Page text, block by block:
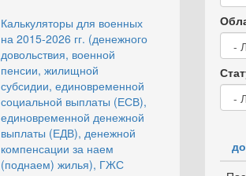
Калькуляторы для военных
на 2015-2026 гг. (денежного
довольствия, военной
пенсии, жилищной
субсидии, единовременной
социальной выплаты (ЕСВ),
единовременной денежной
выплаты (ЕДВ), денежной
компенсации за наем
(поднаем) жилья), ГЖС